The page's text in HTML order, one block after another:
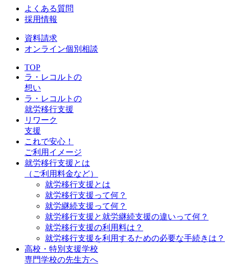
よくある質問
採用情報
資料請求
オンライン個別相談
TOP
ラ・レコルトの
想い
ラ・レコルトの
就労移行支援
リワーク
支援
これで安心！
ご利用イメージ
就労移行支援とは
（ご利用料金など）
就労移行支援とは
就労移行支援って何？
就労継続支援って何？
就労移行支援と就労継続支援の違いって何？
就労移行支援の利用料は？
就労移行支援を利用するための必要な手続きは？
高校・特別支援学校
専門学校の先生方へ